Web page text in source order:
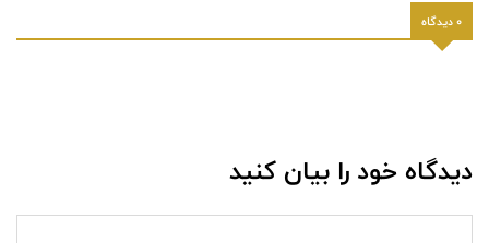
0 دیدگاه
دیدگاه خود را بیان کنید